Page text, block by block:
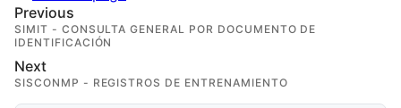
Previous
SIMIT - CONSULTA GENERAL POR DOCUMENTO DE
IDENTIFICACIÓN
Next
SISCONMP - REGISTROS DE ENTRENAMIENTO